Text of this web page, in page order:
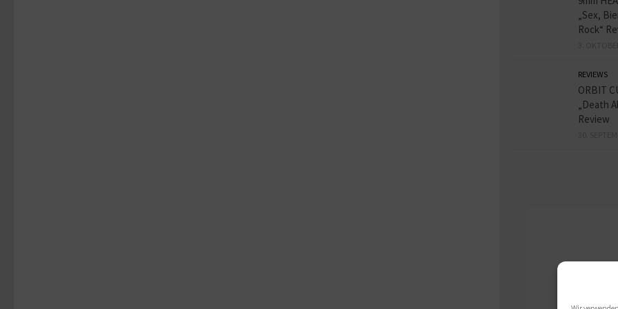
„Sex,
Rock“
REVIEWS
ORBIT
„Death
Review